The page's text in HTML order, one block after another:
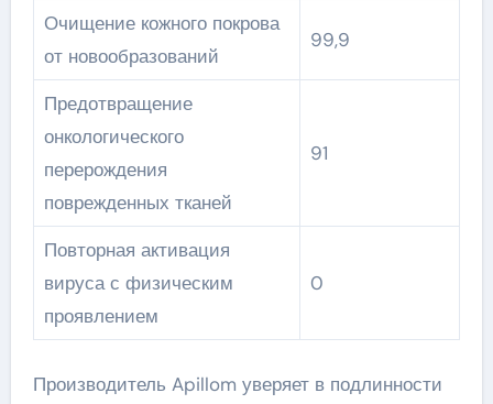
Очищение кожного покрова
от новообразований
99,9
Предотвращение
онкологического
перерождения
поврежденных тканей
91
Повторная активация
вируса с физическим
проявлением
0
Производитель Apillom уверяет в подлинности